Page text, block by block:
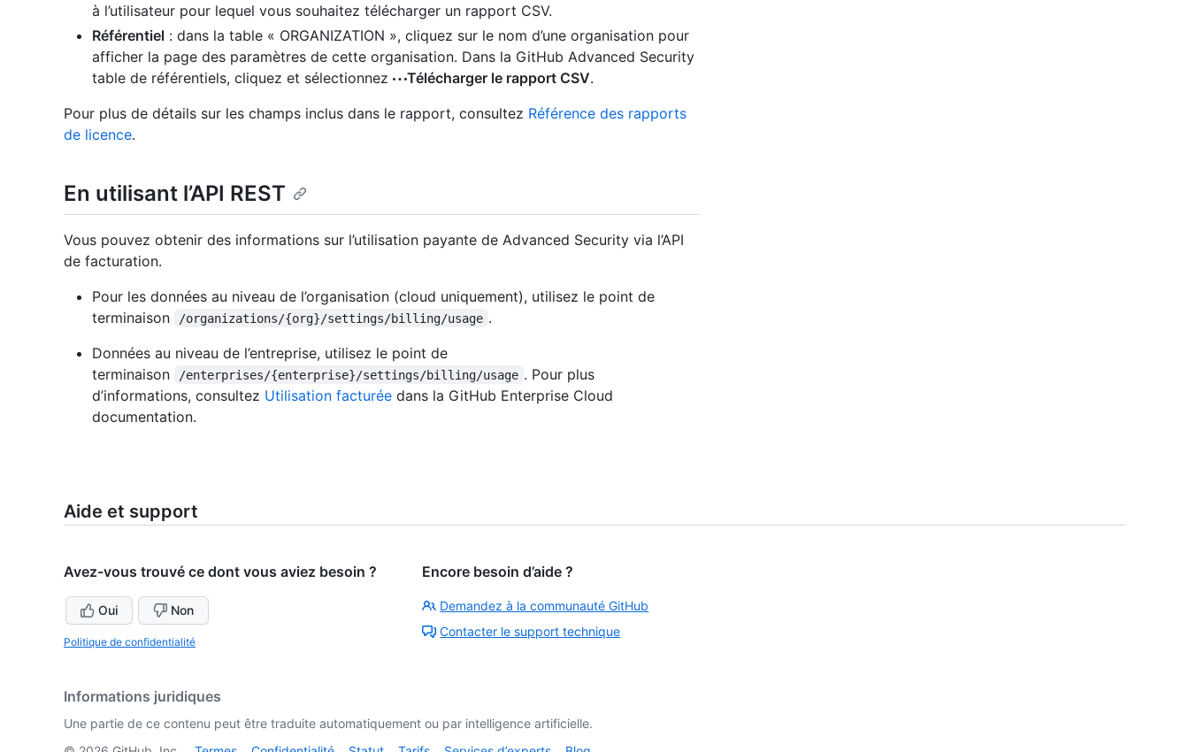
à l’utilisateur pour lequel vous souhaitez télécharger un rapport CSV.
Référentiel : dans la table « ORGANIZATION », cliquez sur le nom d’une organisation pour
afficher la page des paramètres de cette organisation. Dans la GitHub Advanced Security
table de référentiels, cliquez et sélectionnez
Télécharger le rapport CSV.
Pour plus de détails sur les champs inclus dans le rapport, consultez Référence des rapports
de licence.
En utilisant l’API REST
Vous pouvez obtenir des informations sur l’utilisation payante de Advanced Security via l’API
de facturation.
Pour les données au niveau de l’organisation (cloud uniquement), utilisez le point de
terminaison
/organizations/{org}/settings/billing/usage .
Données au niveau de l’entreprise, utilisez le point de
terminaison
/enterprises/{enterprise}/settings/billing/usage . Pour plus
d’informations, consultez Utilisation facturée dans la GitHub Enterprise Cloud
documentation.
Aide et support
Avez-vous trouvé ce dont vous aviez besoin ?
Oui Non
Politique de confidentialité
Encore besoin d’aide ?
Demandez à la communauté GitHub
Contacter le support technique
Informations juridiques
Une partie de ce contenu peut être traduite automatiquement ou par intelligence artificielle.